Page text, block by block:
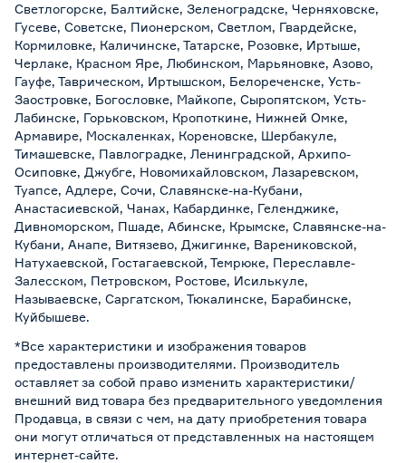
Светлогорске, Балтийске, Зеленоградске, Черняховске,
Гусеве, Советске, Пионерском, Светлом, Гвардейске,
Кормиловке, Каличинске, Татарске, Розовке, Иртыше,
Черлаке, Красном Яре, Любинском, Марьяновке, Азово,
Гауфе, Таврическом, Иртышском, Белореченске, Усть-
Заостровке, Богословке, Майкопе, Сыропятском, Усть-
Лабинске, Горьковском, Кропоткине, Нижней Омке,
Армавире, Москаленках, Кореновске, Шербакуле,
Тимашевске, Павлоградке, Ленинградской, Архипо-
Осиповке, Джубге, Новомихайловском, Лазаревском,
Туапсе, Адлере, Сочи, Славянске-на-Кубани,
Анастасиевской, Чанах, Кабардинке, Геленджике,
Дивноморском, Пшаде, Абинске, Крымске, Славянске-на-
Кубани, Анапе, Витязево, Джигинке, Варениковской,
Натухаевской, Гостагаевской, Темрюке, Переславле-
Залесском, Петровском, Ростове, Исилькуле,
Называевске, Саргатском, Тюкалинске, Барабинске,
Куйбышеве.
*Все характеристики и изображения товаров
предоставлены производителями. Производитель
оставляет за собой право изменить характеристики/
внешний вид товара без предварительного уведомления
Продавца, в связи с чем, на дату приобретения товара
они могут отличаться от представленных на настоящем
интернет-сайте.